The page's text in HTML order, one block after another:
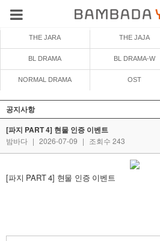
THE JARA THE JAJA
BL DRAMA BL DRAMA-W
NORMAL DRAMA OST
공지사항
[파지 PART 4] 현물 인증 이벤트
밤바다 | 2026-07-09 | 조회수 243
[파지 PART 4] 현물 인증 이벤트